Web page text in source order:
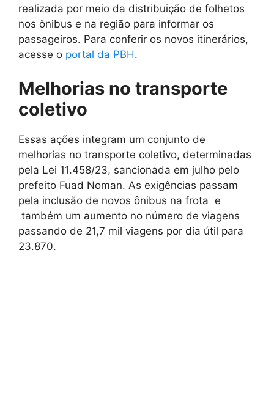
realizada por meio da distribuição de folhetos
nos ônibus e na região para informar os
passageiros. Para conferir os novos itinerários,
acesse o portal da PBH.
Melhorias no transporte
coletivo
Essas ações integram um conjunto de
melhorias no transporte coletivo, determinadas
pela Lei 11.458/23, sancionada em julho pelo
prefeito Fuad Noman. As exigências passam
pela inclusão de novos ônibus na frota e
também um aumento no número de viagens
passando de 21,7 mil viagens por dia útil para
23.870.